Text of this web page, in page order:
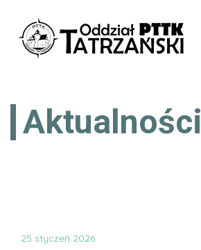
Aktualności
25 styczeń 2026